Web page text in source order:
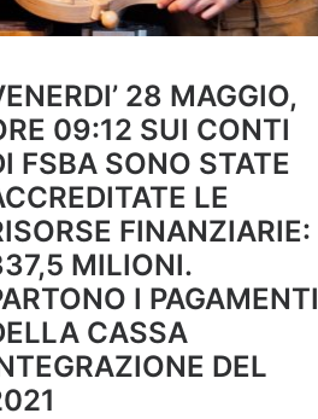
28 MAGGIO,
09:12 SUI CONTI
FSBA SONO STATE
LE
FINANZIARIE:
MILIONI.
I PAGAMENTI
CASSA
DEL